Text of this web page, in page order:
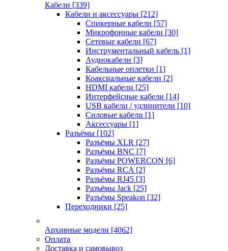
Кабели [339]
Кабели и аксессуары [212]
Спикерные кабели [57]
Микрофонные кабели [30]
Сетевые кабели [67]
Инструментальный кабель [1]
Аудиокабели [3]
Кабельные оплетки [1]
Коаксиальные кабели [2]
HDMI кабели [25]
Интерфейсные кабели [14]
USB кабели / удлинители [10]
Силовые кабели [1]
Аксессуары [1]
Разъёмы [102]
Разъёмы XLR [27]
Разъёмы BNC [7]
Разъёмы POWERCON [6]
Разъёмы RCA [2]
Разъёмы RJ45 [3]
Разъёмы Jack [25]
Разъёмы Speakon [32]
Переходники [25]
Архивные модели [4062]
Оплата
Доставка и самовывоз